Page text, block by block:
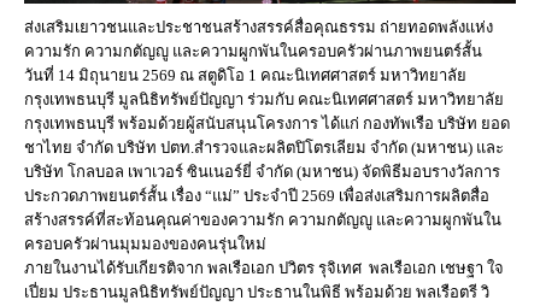
ส่งเสริมเยาวชนและประชาชนสร้างสรรค์สื่อคุณธรรม ถ่ายทอดพลังแห่ง
ความรัก ความกตัญญู และความผูกพันในครอบครัวผ่านภาพยนตร์สั้น
วันที่ 14 มิถุนายน 2569 ณ สตูดิโอ 1 คณะนิเทศศาสตร์ มหาวิทยาลัย
กรุงเทพธนบุรี มูลนิธิทรัพย์ปัญญา ร่วมกับ คณะนิเทศศาสตร์ มหาวิทยาลัย
กรุงเทพธนบุรี พร้อมด้วยผู้สนับสนุนโครงการ ได้แก่ กองทัพเรือ บริษัท ยอด
ชาไทย จำกัด บริษัท ปตท.สำรวจและผลิตปิโตรเลียม จำกัด (มหาชน) และ
บริษัท โกลบอล เพาเวอร์ ซินเนอร์ยี่ จำกัด (มหาชน) จัดพิธีมอบรางวัลการ
ประกวดภาพยนตร์สั้น เรื่อง “แม่” ประจำปี 2569 เพื่อส่งเสริมการผลิตสื่อ
สร้างสรรค์ที่สะท้อนคุณค่าของความรัก ความกตัญญู และความผูกพันใน
ครอบครัวผ่านมุมมองของคนรุ่นใหม่
ภายในงานได้รับเกียรติจาก พลเรือเอก ปวิตร รุจิเทศ พลเรือเอก เชษฐา ใจ
เปี่ยม ประธานมูลนิธิทรัพย์ปัญญา ประธานในพิธี พร้อมด้วย พลเรือตรี วิ